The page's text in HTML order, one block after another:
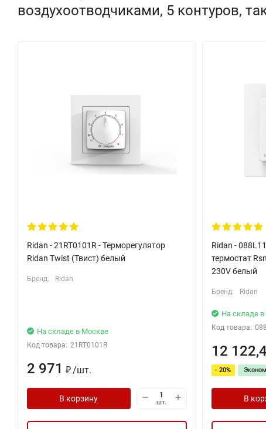
воздухоотводчиками, 5 контуров,
Ridan - 21RT0101R - Терморегулятор
Ridan Twist (Твист) белый
Бренд: Ridan
На складе в Москве
Код товара: 21RT0101R
2 971 ₽ /шт.
В корзину шт.
Ridan -
термостат
230V белый
Бренд: Ridan
На складе
Код товара:
12
- 20%
В